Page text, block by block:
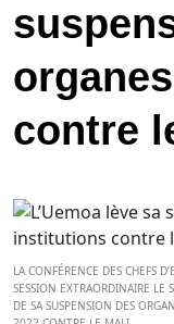
contre
LA CONFÉRENCE DES CHEFS
SESSION EXTRAORDINAIRE LE
DE SA SUSPENSION DES